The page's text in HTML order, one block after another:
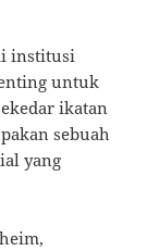
institusi
untuk
ikatan
sebuah
yang